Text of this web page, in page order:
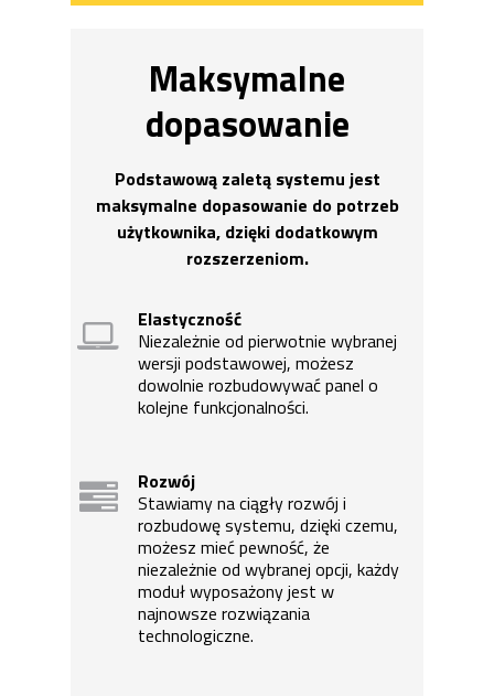
Maksymalne
dopasowanie
Podstawową zaletą systemu jest
maksymalne dopasowanie do potrzeb
użytkownika, dzięki dodatkowym
rozszerzeniom.
Elastyczność
Niezależnie od pierwotnie wybranej
wersji podstawowej, możesz
dowolnie rozbudowywać panel o
kolejne funkcjonalności.
Rozwój
Stawiamy na ciągły rozwój i
rozbudowę systemu, dzięki czemu,
możesz mieć pewność, że
niezależnie od wybranej opcji, każdy
moduł wyposażony jest w
najnowsze rozwiązania
technologiczne.